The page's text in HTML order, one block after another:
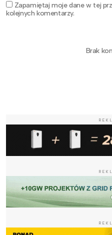
Zapamiętaj moje dane w tej
kolejnych komentarzy.
Brak